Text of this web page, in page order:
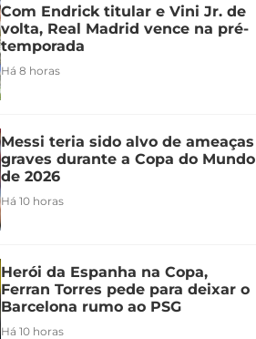
Com Endrick titular e Vini Jr. de
volta, Real Madrid vence na pré-
temporada
Há 8 horas
Messi teria sido alvo de ameaças
graves durante a Copa do Mundo
de 2026
Há 10 horas
Herói da Espanha na Copa,
Ferran Torres pede para deixar o
Barcelona rumo ao PSG
Há 10 horas